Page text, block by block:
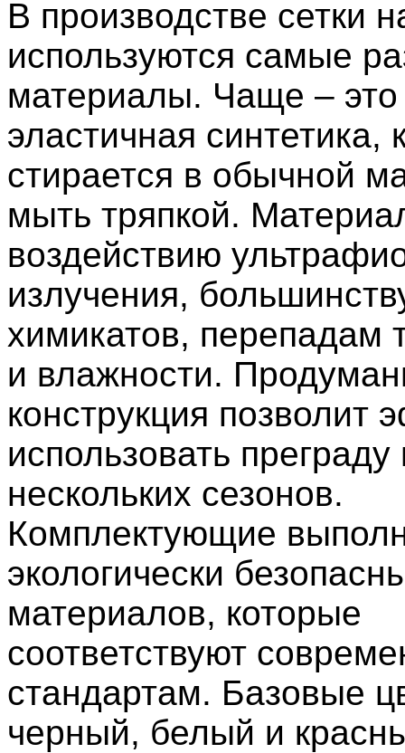
В производстве сетки
используются самые
материалы. Чаще – это
эластичная синтетика,
стирается в обычной
мыть тряпкой.
воздействию
излучения,
химикатов, перепадам
и влажности.
конструкция позволит
использовать преграду
нескольких сезонов.
Комплектующие
экологически
материалов, которые
соответствуют
стандартам. Базовые
черный, белый и